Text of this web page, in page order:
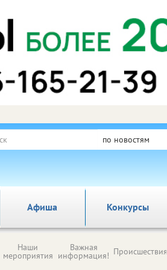
по новостям
Афиша Конкурсы
Наши
мероприятия
Важная
информация! Происшествия